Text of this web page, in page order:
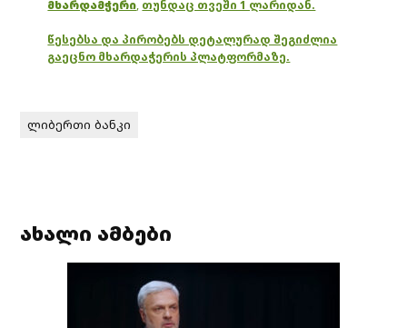
მხარდამჭერი, თუნდაც თვეში 1 ლარიდან.
წესებსა და პირობებს დეტალურად შეგიძლია
გაეცნო მხარდაჭერის პლატფორმაზე.
ლიბერთი ბანკი
ახალი ამბები